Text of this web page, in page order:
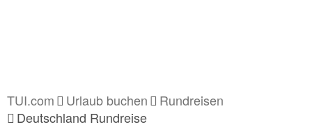
TUI.com Urlaub buchen
Rundreisen
Deutschland Rundreise